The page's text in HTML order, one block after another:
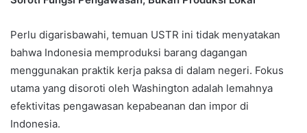
Perlu digarisbawahi, temuan USTR ini tidak menyatakan
bahwa Indonesia memproduksi barang dagangan
menggunakan praktik kerja paksa di dalam negeri. Fokus
utama yang disoroti oleh Washington adalah lemahnya
efektivitas pengawasan kepabeanan dan impor di
Indonesia.